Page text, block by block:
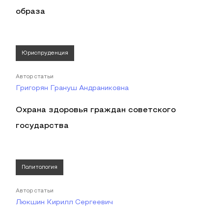
образа
Юриспруденция
Автор статьи
Григорян Грануш Андраниковна
Охрана здоровья граждан советского
государства
Политология
Автор статьи
Люкшин Кирилл Сергеевич